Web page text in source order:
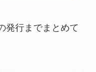
発行までまとめて